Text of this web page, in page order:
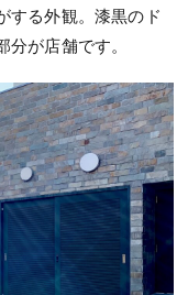
する外観。漆黒のド
が店舗です。